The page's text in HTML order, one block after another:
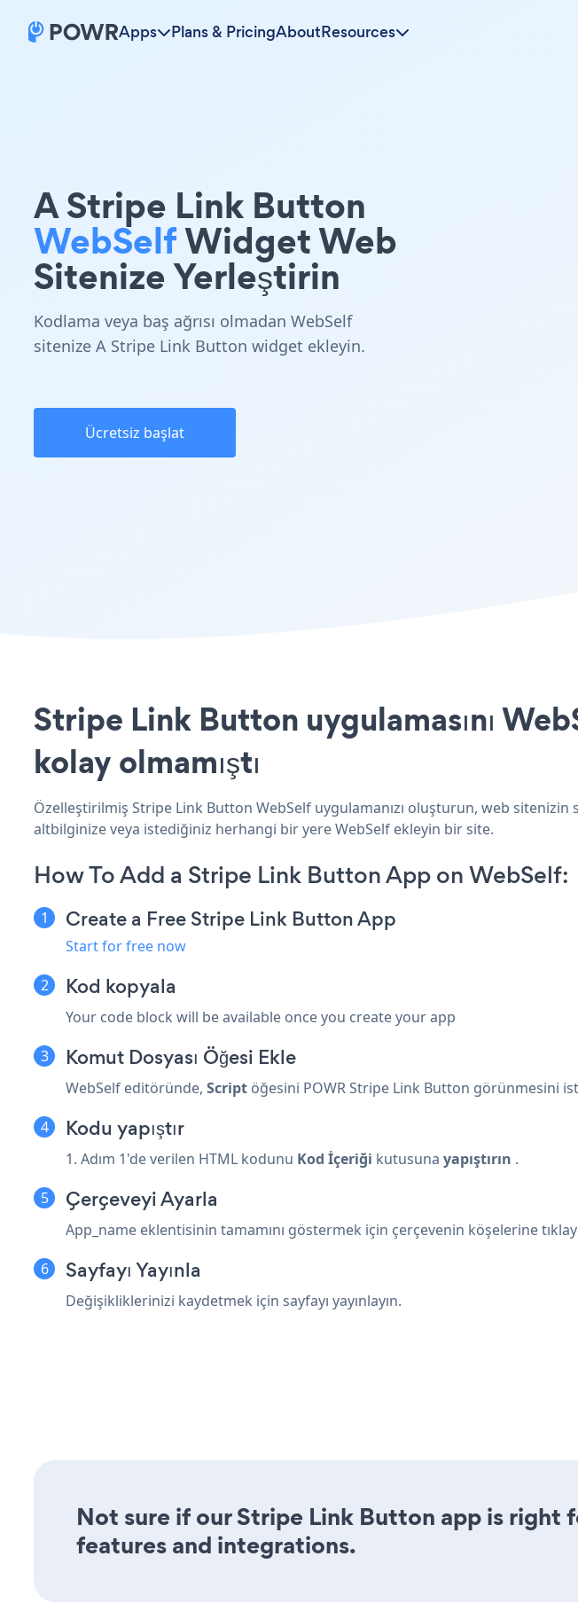
Apps Plans & PricingAboutResources
A Stripe Link Button
WebSelfWidget Web
Sitenize Yerleştirin
Kodlama veya baş ağrısı olmadan WebSelf
sitenize A Stripe Link Button widget ekleyin.
Ücretsiz başlat
Stripe Link Button uygulamasını
kolay olmamıştı
Özelleştirilmiş Stripe Link Button WebSelf uygulamanızı oluşturun, web
altbilginize veya istediğiniz herhangi bir yere WebSelf ekleyin bir site.
How To Add a Stripe Link Button App on WebSelf:
Create a Free Stripe Link Button App
Start for free now
Kod kopyala
Your code block will be available once you create your app
Komut Dosyası Öğesi Ekle
WebSelf editöründe, Script öğesini POWR Stripe Link Button görünmesini
Kodu yapıştır
1. Adım 1'de verilen HTML kodunu Kod İçeriği kutusuna yapıştırın .
Çerçeveyi Ayarla
App_name eklentisinin tamamını göstermek için çerçevenin köşelerine
Sayfayı Yayınla
Değişikliklerinizi kaydetmek için sayfayı yayınlayın.
Not sure if our Stripe Link Button app is right
features and integrations.